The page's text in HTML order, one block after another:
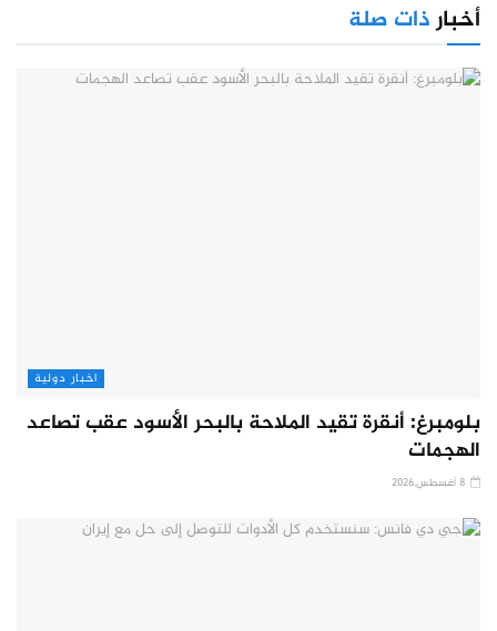
أخبارذات صلة
اخبار دولية
بلومبرغ: أنقرة تقيد الملاحة بالبحر الأسود عقب تصاعد
الهجمات